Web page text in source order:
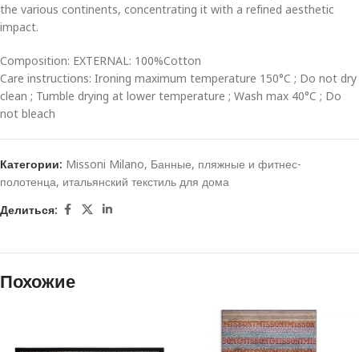
the various continents, concentrating it with a refined aesthetic
impact.
Composition: EXTERNAL: 100%Cotton
Care instructions: Ironing maximum temperature 150°C ; Do not dry
clean ; Tumble drying at lower temperature ; Wash max 40°C ; Do
not bleach
Категории: Missoni Milano, Банные, пляжные и фитнес-
полотенца, итальянский текстиль для дома
Делиться:
Похожие